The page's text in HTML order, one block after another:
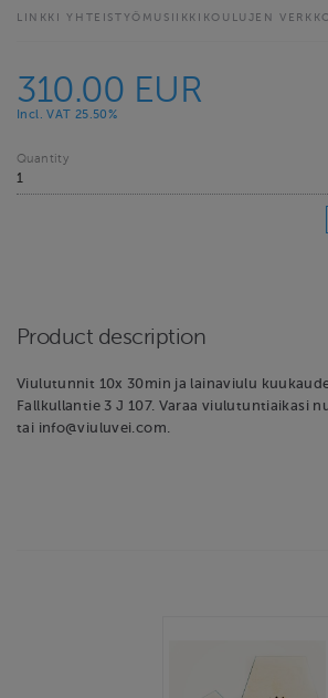
LINKKI YHTEISTYÖMUSIIKKIKOULUJEN
310.00 EUR
Incl. VAT 25.50%
Quantity
Product description
Viulutunnit 10x 30min ja lainaviulu
Fallkullantie 3 J 107. Varaa viulutuntiaikasi
tai info@viuluvei.com.